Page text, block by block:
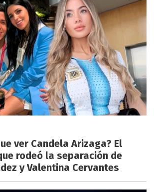
ver Candela Arizaga? El
rodeó la separación de
y Valentina Cervantes